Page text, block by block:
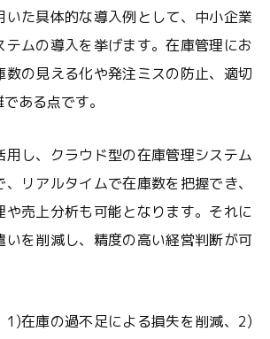
いた具体的な導入例として、中小企業
テムの導入を挙げます。在庫管理にお
数の見える化や発注ミスの防止、適切
ある点です。
用し、クラウド型の在庫管理システム
リアルタイムで在庫数を把握でき、
や売上分析も可能となります。それに
いを削減し、精度の高い経営判断が可
1)在庫の過不足による損失を削減、2)